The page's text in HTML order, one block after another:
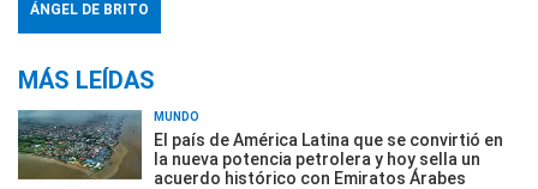
ÁNGEL DE BRITO
MÁS LEÍDAS
MUNDO
El país de América Latina que se convirtió en
la nueva potencia petrolera y hoy sella un
acuerdo histórico con Emiratos Árabes